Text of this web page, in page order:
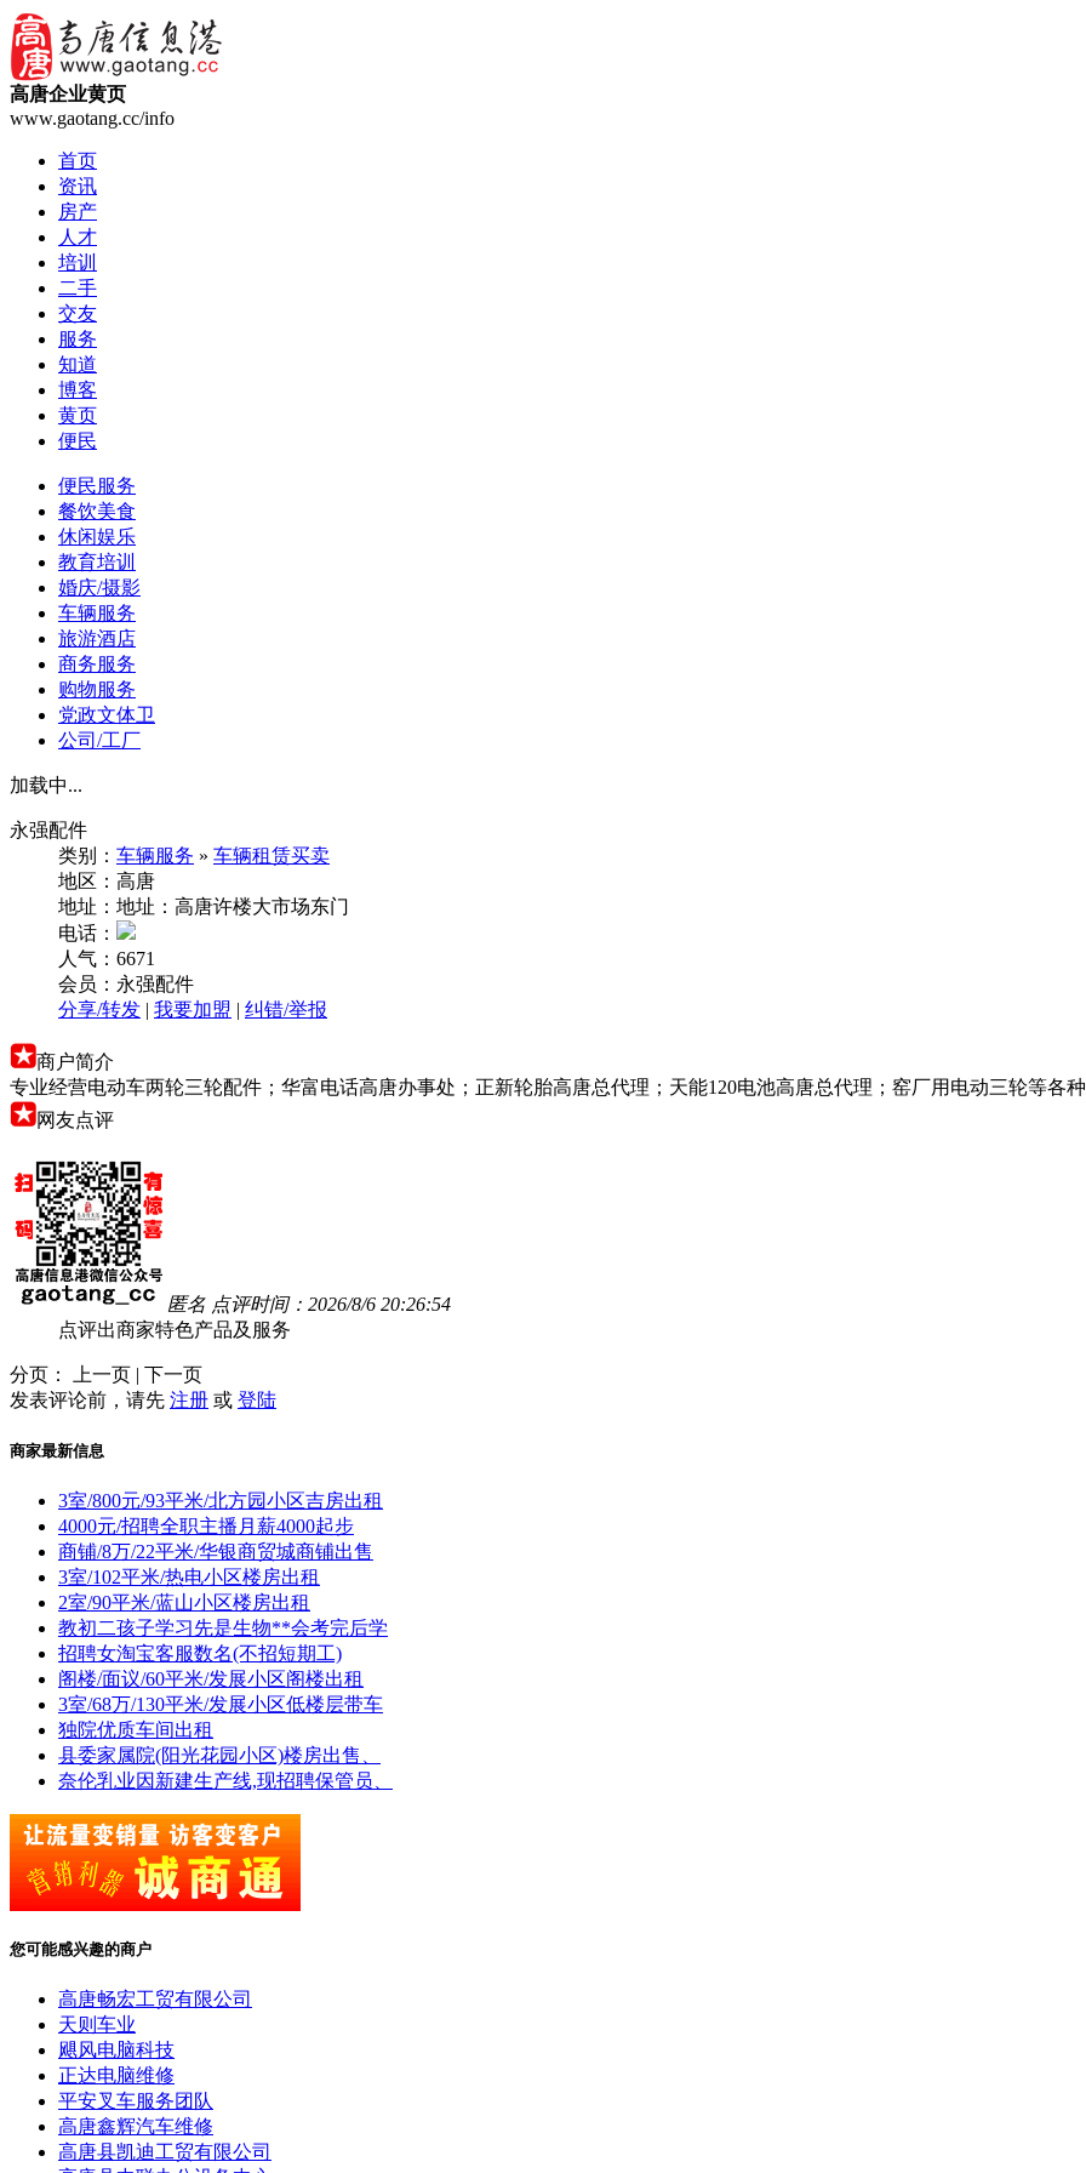
高唐企业黄页
www.gaotang.cc/info
首页
资讯
房产
人才
培训
二手
交友
服务
知道
博客
黄页
便民
便民服务
餐饮美食
休闲娱乐
教育培训
婚庆/摄影
车辆服务
旅游酒店
商务服务
购物服务
党政文体卫
公司/工厂
加载中...
永强配件
类别： 车辆服务 » 车辆租赁买卖
地区：高唐
地址：地址：高唐许楼大市场东门
电话：
人气：6671
会员：永强配件
分享/转发 | 我要加盟 | 纠错/举报
商户简介
专业经营电动车两轮三轮配件；华富电话高唐办事处；正新轮胎高唐总代理；天能120电池高唐总代理；窑厂用电动三轮等各
网友点评
匿名 点评时间：2026/8/6 20:26:54
点评出商家特色产品及服务
分页： 上一页 | 下一页
发表评论前，请先 注册 或 登陆
商家最新信息
3室/800元/93平米/北方园小区吉房出租
4000元/招聘全职主播月薪4000起步
商铺/8万/22平米/华银商贸城商铺出售
3室/102平米/热电小区楼房出租
2室/90平米/蓝山小区楼房出租
教初二孩子学习先是生物**会考完后学
招聘女淘宝客服数名(不招短期工)
阁楼/面议/60平米/发展小区阁楼出租
3室/68万/130平米/发展小区低楼层带车
独院优质车间出租
县委家属院(阳光花园小区)楼房出售、
奈伦乳业因新建生产线,现招聘保管员、
您可能感兴趣的商户
高唐畅宏工贸有限公司
天则车业
飓风电脑科技
正达电脑维修
平安叉车服务团队
高唐鑫辉汽车维修
高唐县凯迪工贸有限公司